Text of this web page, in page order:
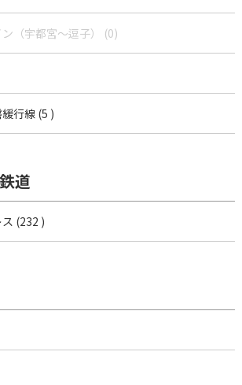
（宇都宮〜逗子） (0)
行線 (5 )
道
(232 )